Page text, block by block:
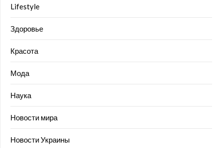
Lifestyle
Здоровье
Красота
Мода
Наука
Новости мира
Новости Украины